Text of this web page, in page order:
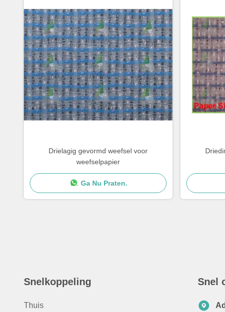
Drielagig gevormd weefsel voor
weefselpapier
Ga Nu Praten.
Snelkoppeling
Thuis
Snel